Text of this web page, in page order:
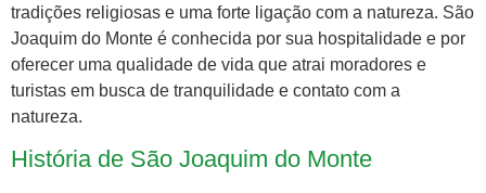
tradições religiosas e uma forte ligação com a natureza. São
Joaquim do Monte é conhecida por sua hospitalidade e por
oferecer uma qualidade de vida que atrai moradores e
turistas em busca de tranquilidade e contato com a
natureza.
História de São Joaquim do Monte